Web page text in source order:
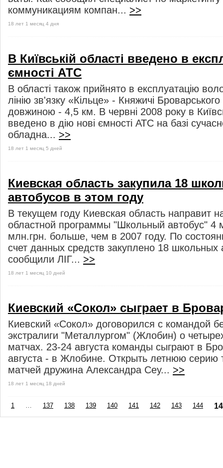
коммуникациям компан... >>
18 лет 1 месяц 4 дня
В Київській області введено в
ємності АТС
В області також прийнято в експлуатацію
лінію зв'язку «Кільце» - Княжичі
довжиною - 4,5 км. В червні 2008 року в
введено в дію нові ємності АТС на базі
обладна... >>
18 лет 1 месяц 5 дней
Киевская область закупила 18
автобусов в этом году
В текущем году Киевская область направит
областной программы "Школьный автобус" 4
млн.грн. больше, чем в 2007 году. По
счет данных средств закуплено 18 школьных
сообщили ЛІГ... >>
18 лет 1 месяц 10 дней
Киевский «Сокол» сыграет в
Киевский «Сокол» договорился с командой
экстралиги "Металлургом" (Жлобин) о
матчах. 23-24 августа команды сыграют в
августа - в Жлобине. Открыть летнюю серию
матчей дружина Александра Сеу... >>
18 лет 1 месяц 18 дней
1 … 137 138 139 140 141 142 143 144